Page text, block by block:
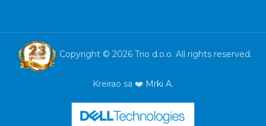
Copyright © 2026 Trio d.o.o. All rights reserved.
Kreirao sa ❤️ Mrki A.